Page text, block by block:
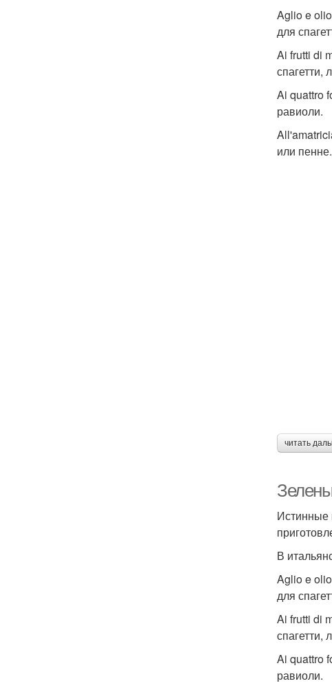
Aglio e
для
Ai frutti di
спагетти,
Ai quattro
равиоли.
или пенне.
читать
Истинные
В
Aglio e
для
Ai frutti di
спагетти,
Ai quattro
равиоли.